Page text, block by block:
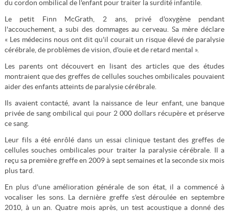
du cordon ombilical de l'enfant pour traiter la surdité infantile.
Le petit Finn McGrath, 2 ans, privé d'oxygène pendant
l'accouchement, a subi des dommages au cerveau. Sa mère déclare
« Les médecins nous ont dit qu'il courait un risque élevé de paralysie
cérébrale, de problèmes de vision, d'ouïe et de retard mental ».
Les parents ont découvert en lisant des articles que des études
montraient que des greffes de cellules souches ombilicales pouvaient
aider des enfants atteints de paralysie cérébrale.
Ils avaient contacté, avant la naissance de leur enfant, une banque
privée de sang ombilical qui pour 2 000 dollars récupère et préserve
ce sang.
Leur fils a été enrôlé dans un essai clinique testant des greffes de
cellules souches ombilicales pour traiter la paralysie cérébrale. Il a
reçu sa première greffe en 2009 à sept semaines et la seconde six mois
plus tard.
En plus d'une amélioration générale de son état, il a commencé à
vocaliser les sons. La dernière greffe s'est déroulée en septembre
2010, à un an. Quatre mois après, un test acoustique a donné des